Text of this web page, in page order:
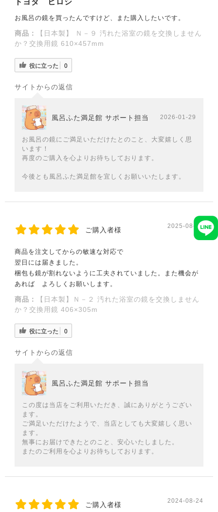
トヨダ ヒロシ
お風呂の鏡を買ったんですけど、また購入したいです。
商品：
【日本製】 Ｎ－９ 汚れた浴室の鏡を交換しません
か？交換用鏡 610×457mm
役に立った 0
サイトからの返信
風呂ふた満足館 サポート担当 2026-01-29
お風呂の鏡にご満足いただけたとのこと、大変嬉しく思
います！
再度のご購入を心よりお待ちしております。
今後とも風呂ふた満足館を宜しくお願いいたします。
ご購入者様 2025-08-28
商品を注文してからの敏速な対応で
翌日には届きました。
梱包も鏡が割れないように工夫されていました。また機会が
あれば よろしくお願いします。
商品：
【日本製】Ｎ－２ 汚れた浴室の鏡を交換しません
か？交換用鏡 406×305m
役に立った 0
サイトからの返信
風呂ふた満足館 サポート担当
この度は当店をご利用いただき、誠にありがとうござい
ます。
ご満足いただけたようで、当店としても大変嬉しく思い
ます。
無事にお届けできたとのこと、安心いたしました。
またのご利用を心よりお待ちしております。
ご購入者様 2024-08-24